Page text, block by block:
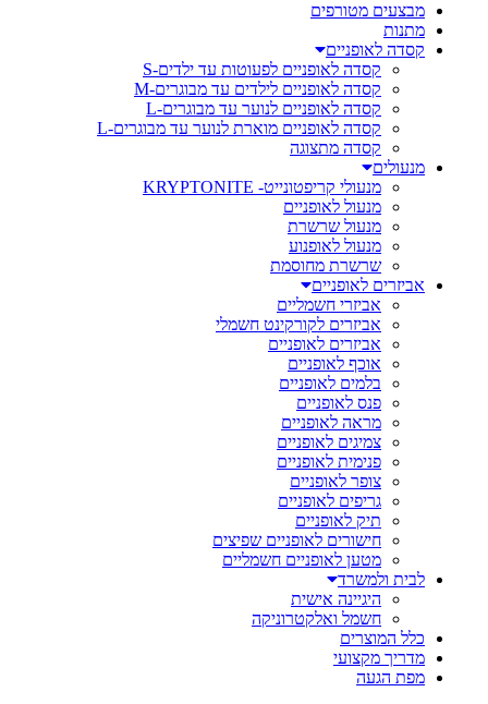
מבצעים מטורפים
מתנות
קסדה לאופניים
קסדה לאופניים לפעוטות עד ילדים-S
קסדה לאופניים לילדים עד מבוגרים-M
קסדה לאופניים לנוער עד מבוגרים-L
קסדה לאופניים מוארת לנוער עד מבוגרים-L
קסדה מתצוגה
מנעולים
מנעולי קריפטונייט- KRYPTONITE
מנעול לאופניים
מנעול שרשרת
מנעול לאופנוע
שרשרת מחוסמת
אביזרים לאופניים
אביזרי חשמליים
אביזרים לקורקינט חשמלי
אביזרים לאופניים
אוכף לאופניים
בלמים לאופניים
פנס לאופניים
מראה לאופניים
צמיגים לאופניים
פנימית לאופניים
צופר לאופניים
גריפים לאופניים
תיק לאופניים
חישורים לאופניים שפיצים
מטען לאופניים חשמליים
לבית ולמשרד
היגיינה אישית
חשמל ואלקטרוניקה
כלל המוצרים
מדריך מקצועי
מפת הגעה